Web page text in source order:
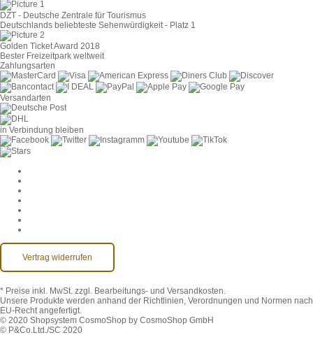
DZT - Deutsche Zentrale für Tourismus
Deutschlands beliebteste Sehenwürdigkeit - Platz 1
Golden Ticket Award 2018
Bester Freizeitpark weltweit
Zahlungsarten
Versandarten
in Verbindung bleiben
Vertrag widerrufen
* Preise inkl. MwSt. zzgl. Bearbeitungs- und Versandkosten.
Unsere Produkte werden anhand der Richtlinien, Verordnungen und Normen nach
EU-Recht angefertigt.
© 2020 Shopsystem CosmoShop by CosmoShop GmbH
© P&Co.Ltd./SC 2020